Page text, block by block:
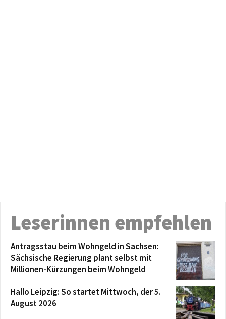
Leserinnen empfehlen
Antragsstau beim Wohngeld in Sachsen:
Sächsische Regierung plant selbst mit
Millionen-Kürzungen beim Wohngeld
Hallo Leipzig: So startet Mittwoch, der 5.
August 2026